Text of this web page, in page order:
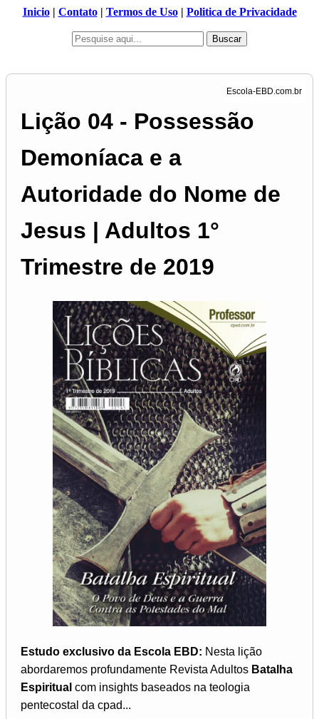
Inicio| Contato| Termos de Uso| Politica de Privacidade
Buscar
Lição 04 - Possessão
Demoníaca e a
Autoridade do Nome de
Jesus | Adultos 1°
Trimestre de 2019
Estudo exclusivo da Escola EBD: Nesta lição
abordaremos profundamente Revista Adultos Batalha
Espiritual com insights baseados na teologia
pentecostal da cpad...